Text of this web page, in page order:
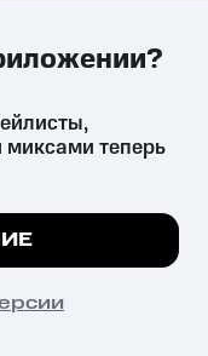
вред здоровью,
установленную
все
теперь